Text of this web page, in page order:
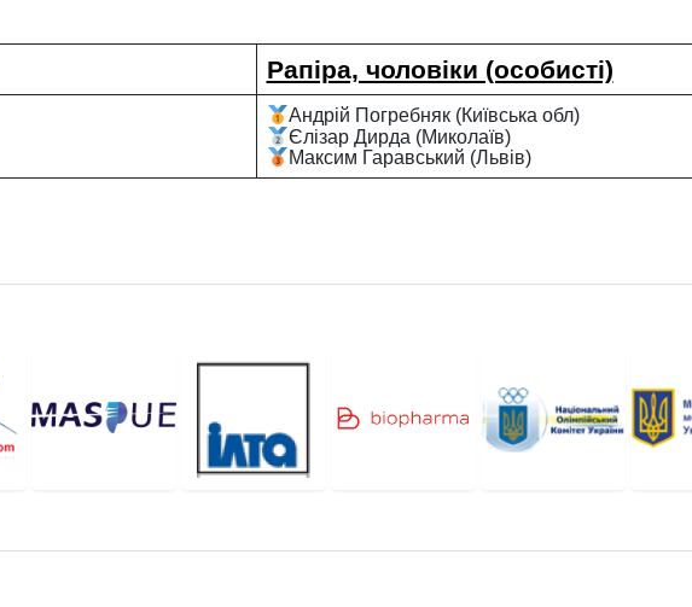
Рапіра, чоловіки (особисті)
Андрій Погребняк (Київська обл)
Єлізар Дирда (Миколаїв)
Максим Гаравський (Львів)